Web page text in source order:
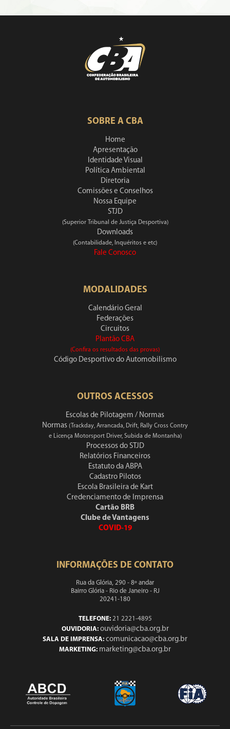
SOBRE A CBA
Home
Apresentação
Identidade Visual
Política Ambiental
Diretoria
Comissões e Conselhos
Nossa Equipe
STJD
(Superior Tribunal de Justiça Desportiva)
Downloads
(Contabilidade, Inquéritos e etc)
Fale Conosco
MODALIDADES
Calendário Geral
Federações
Circuitos
Plantão CBA
(Confira os resultados das provas)
Código Desportivo do Automobilismo
OUTROS ACESSOS
Escolas de Pilotagem / Normas
Normas (Trackday, Arrancada, Drift, Rally Cross Contry
e Licença Motorsport Driver, Subida de Montanha)
Processos do STJD
Relatórios Financeiros
Estatuto da ABPA
Cadastro Pilotos
Escola Brasileira de Kart
Credenciamento de Imprensa
Cartão BRB
Clube de Vantagens
COVID-19
INFORMAÇÕES DE CONTATO
Rua da Glória, 290 - 8º andar
Bairro Glória - Rio de Janeiro - RJ
20241-180
TELEFONE:21 2221-4895
OUVIDORIA: ouvidoria@cba.org.br
SALA DE IMPRENSA: comunicacao@cba.org.br
MARKETING: marketing@cba.org.br